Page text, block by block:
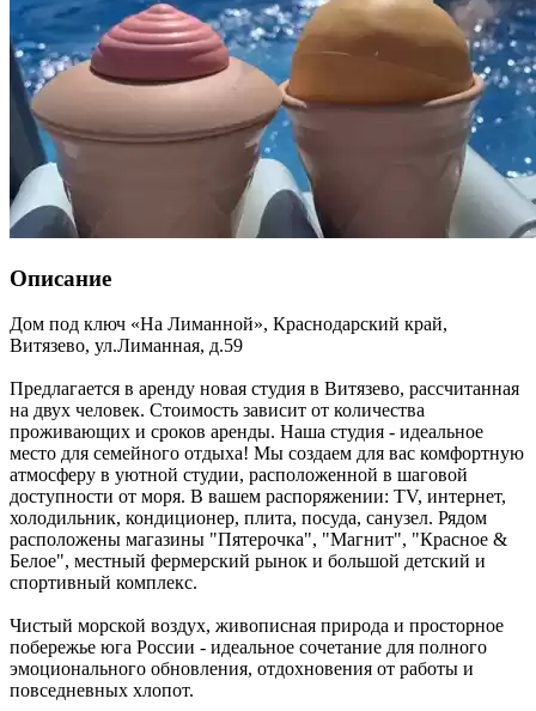
Описание
Дом под ключ «На Лиманной», Краснодарский край,
Витязево, ул.Лиманная, д.59
Предлагается в аренду новая студия в Витязeво, рассчитанная
на двух человек. Стоимость зависит от количества
проживающих и сроков аренды. Наша студия - идеальное
место для семейного отдыха! Мы создаем для вас комфортную
атмосферу в уютной студии, расположенной в шаговой
доступности от моря. В вашем распоряжении: TV, интернет,
холодильник, кондиционер, плита, посуда, санузел. Рядом
расположены магазины "Пятерочка", "Магнит", "Красное &
Белое", местный фермерский рынок и большой детский и
спортивный комплекс.
Чистый морской воздух, живописная природа и просторное
побережье юга России - идеальное сочетание для полного
эмоционального обновления, отдохновения от работы и
повседневных хлопот.